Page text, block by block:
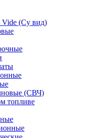
Vide (Су вид)
(СВЧ)
топливе